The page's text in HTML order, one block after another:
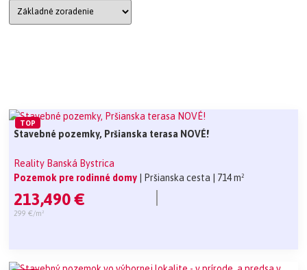
Stavebné pozemky, Pršianska terasa NOVÉ!
Reality Banská Bystrica
Pozemok pre rodinné domy
| Pršianska cesta | 714 m²
213,490 €
299 €/m²
TOP